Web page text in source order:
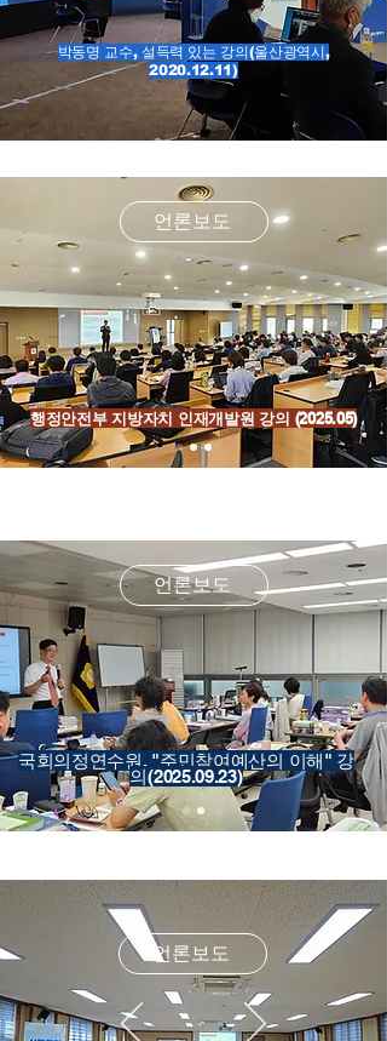
​박동명 교수, 설득력 있는 강의(울산광역시,
2020.12.11)
언론보도
행정안전부 지방자치 인재개발원 강의 (2025.05)
언론보도
국회의정연수원, "주민참여예산의 이해" 강
의(2025.09.23)
언론보도